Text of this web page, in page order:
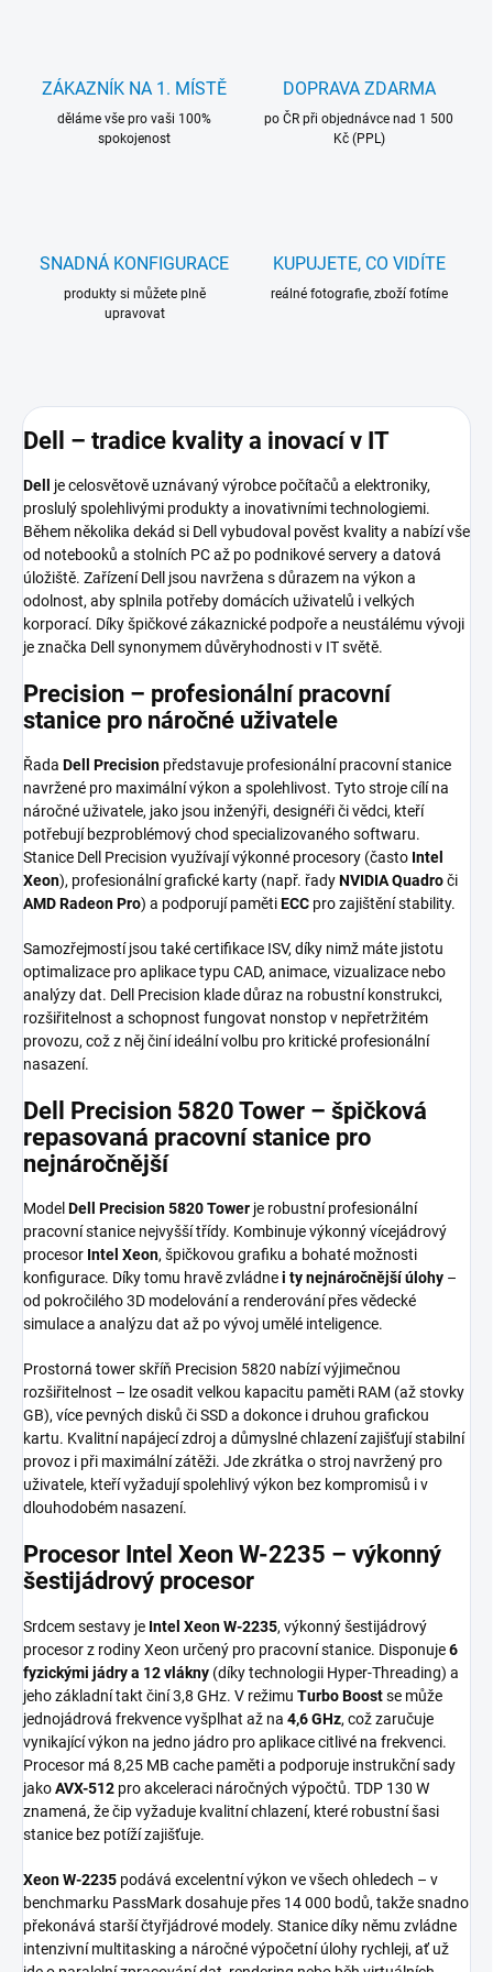
ZÁKAZNÍK NA 1. MÍSTĚ
děláme vše pro vaši 100%
spokojenost
DOPRAVA ZDARMA
po ČR při objednávce nad 1 500
Kč (PPL)
SNADNÁ KONFIGURACE
produkty si můžete plně
upravovat
KUPUJETE, CO VIDÍTE
reálné fotografie, zboží fotíme
Dell – tradice kvality a inovací v IT
Dell
je celosvětově uznávaný výrobce počítačů a elektroniky,
proslulý spolehlivými produkty a inovativními technologiemi.
Během několika dekád si Dell vybudoval pověst kvality a nabízí vše
od notebooků a stolních PC až po podnikové servery a datová
úložiště. Zařízení Dell jsou navržena s důrazem na výkon a
odolnost, aby splnila potřeby domácích uživatelů i velkých
korporací. Díky špičkové zákaznické podpoře a neustálému vývoji
je značka Dell synonymem důvěryhodnosti v IT světě.
Precision – profesionální pracovní
stanice pro náročné uživatele
Řada Dell Precision představuje profesionální pracovní stanice
navržené pro maximální výkon a spolehlivost. Tyto stroje cílí na
náročné uživatele, jako jsou inženýři, designéři či vědci, kteří
potřebují bezproblémový chod specializovaného softwaru.
Stanice Dell Precision využívají výkonné procesory (často Intel
Xeon), profesionální grafické karty (např. řadyNVIDIA Quadroči
AMD Radeon Pro) a podporují pamětiECC pro zajištění stability.
Samozřejmostí jsou také certifikace ISV, díky nimž máte jistotu
optimalizace pro aplikace typu CAD, animace, vizualizace nebo
analýzy dat. Dell Precision klade důraz na robustní konstrukci,
rozšiřitelnost a schopnost fungovat nonstop v nepřetržitém
provozu, což z něj činí ideální volbu pro kritické profesionální
nasazení.
Dell Precision 5820 Tower – špičková
repasovaná pracovní stanice pro
nejnáročnější
Model Dell Precision 5820 Tower je robustní profesionální
pracovní stanice nejvyšší třídy. Kombinuje výkonný vícejádrový
procesor Intel Xeon, špičkovou grafiku a bohaté možnosti
konfigurace. Díky tomu hravě zvládnei ty nejnáročnější úlohy –
od pokročilého 3D modelování a renderování přes vědecké
simulace a analýzu dat až po vývoj umělé inteligence.
Prostorná tower skříň Precision 5820 nabízí výjimečnou
rozšiřitelnost – lze osadit velkou kapacitu paměti RAM (až stovky
GB), více pevných disků či SSD a dokonce i druhou grafickou
kartu. Kvalitní napájecí zdroj a důmyslné chlazení zajišťují stabilní
provoz i při maximální zátěži. Jde zkrátka o stroj navržený pro
uživatele, kteří vyžadují spolehlivý výkon bez kompromisů i v
dlouhodobém nasazení.
Procesor Intel Xeon W-2235 – výkonný
šestijádrový procesor
Srdcem sestavy je Intel Xeon W-2235, výkonný šestijádrový
procesor z rodiny Xeon určený pro pracovní stanice. Disponuje6
fyzickými jádry a 12 vlákny (díky technologii Hyper-Threading) a
jeho základní takt činí 3,8 GHz. V režimu Turbo Boostse může
jednojádrová frekvence vyšplhat až na 4,6 GHz, což zaručuje
vynikající výkon na jedno jádro pro aplikace citlivé na frekvenci.
Procesor má 8,25 MB cache paměti a podporuje instrukční sady
jakoAVX-512 pro akceleraci náročných výpočtů. TDP 130 W
znamená, že čip vyžaduje kvalitní chlazení, které robustní šasi
stanice bez potíží zajišťuje.
Xeon W-2235 podává excelentní výkon ve všech ohledech – v
benchmarku PassMark dosahuje přes 14 000 bodů, takže snadno
překonává starší čtyřjádrové modely. Stanice díky němu zvládne
intenzivní multitasking a náročné výpočetní úlohy rychleji, ať už